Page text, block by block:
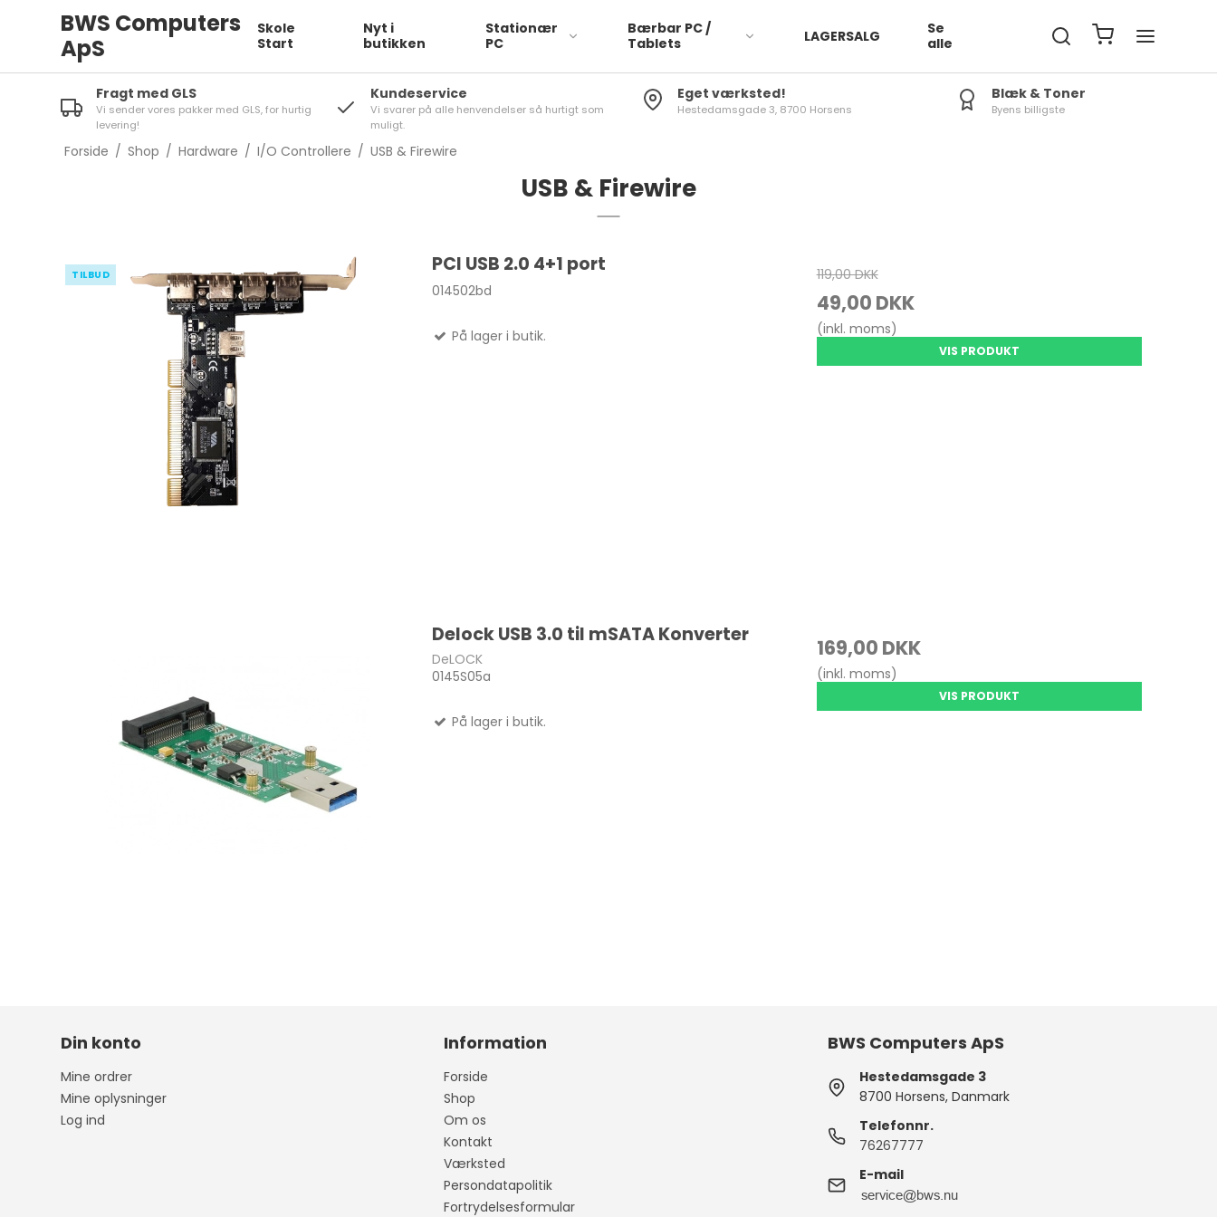
BWS Computers
ApS
Skole
Start
Nyt i
butikken
Stationær
PC
Bærbar PC /
Tablets
APPLE
LAGERSALG
Se
alle
Fragt med GLS
Vi sender vores pakker med GLS, for hurtig
levering!
Kundeservice
Vi svarer på alle henvendelser så hurtigt som
muligt.
Eget værksted!
Hestedamsgade 3, 8700 Horsens
Blæk & Toner
Byens billigste
Forside / Shop / Hardware / I/O Controllere / USB & Firewire
USB & Firewire
TILBUD PCI USB 2.0 4+1 port
014502bd
På lager i butik.
119,00 DKK
49,00 DKK
(inkl. moms)
VIS PRODUKT
Delock USB 3.0 til mSATA Konverter
DeLOCK
0145S05a
På lager i butik.
169,00 DKK
(inkl. moms)
VIS PRODUKT
Din konto
Mine ordrer
Mine oplysninger
Log ind
Information
Forside
Shop
Om os
Kontakt
Værksted
Persondatapolitik
Fortrydelsesformular
BWS Computers ApS
Hestedamsgade 3
8700 Horsens, Danmark
Telefonnr.
76267777
E-mail